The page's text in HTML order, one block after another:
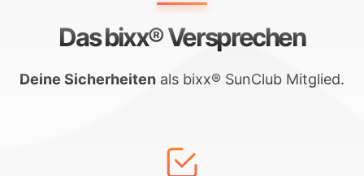
Das bixx® Versprechen
Deine Sicherheiten als bixx® SunClub Mitglied.